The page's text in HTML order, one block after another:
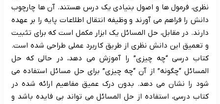
نظری، فرمول ها و اصول بنیادی یک درس هستند. آن ها چارچوب
دانش را فراهم می آورند و وظیفه انتقال اطلاعات پایه را بر عهده
دارند. در مقابل، حل المسائل یک ابزار مکمل است که برای تثبیت
و تعمیق این دانش نظری از طریق کاربرد عملی طراحی شده است.
کتاب درسی “چه چیزی” را آموزش می دهد، در حالی که حل
المسائل “چگونه” از آن “چه چیزی” برای حل مسائل استفاده می
شود را نشان می دهد. بدون درک عمیق مفاهیم ارائه شده در
کتاب درسی، استفاده از حل المسائل می تواند بی فایده باشد و